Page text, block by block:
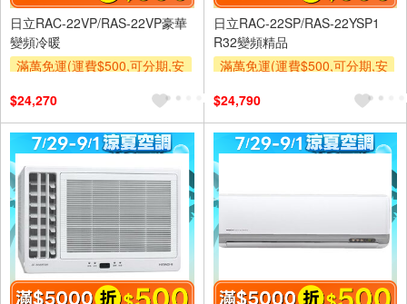
日立RAC-22VP/RAS-22VP豪華
變頻冷暖
滿萬免運(運費$500,可分期,安
及使用6期以上分期0利率,需付
基本安裝運費)
滿額折$500
$24,270
日立RAC-22SP/RAS-22YSP1
R32變頻精品
滿萬免運(運費$500,可分期,安
及使用6期以上分期0利率,需付
基本安裝運費)
滿額折$500
$24,790